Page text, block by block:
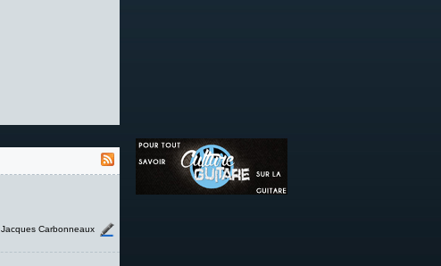
Jacques Carbonneaux